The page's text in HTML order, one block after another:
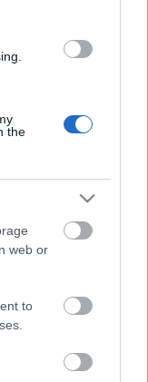
the
web or
to
kezdi az új
a katarzist nem